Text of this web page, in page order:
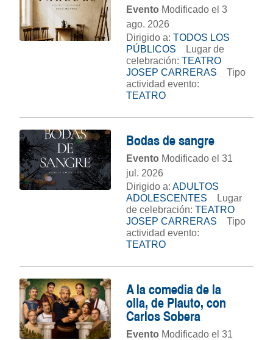
Evento Modificado el 3
ago. 2026
Dirigido a: TODOS LOS
PÚBLICOS
Lugar de
celebración: TEATRO
JOSEP CARRERAS
Tipo
actividad evento:
TEATRO
Bodas de sangre
Evento Modificado el 31
jul. 2026
Dirigido a: ADULTOS
ADOLESCENTES
Lugar
de celebración: TEATRO
JOSEP CARRERAS
Tipo
actividad evento:
TEATRO
A la comedia de la
olla, de Plauto, con
Carlos Sobera
Evento Modificado el 31